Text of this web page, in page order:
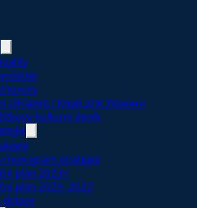
Ukrajině / Край для України
kulturní deník
strategie
plán 2023+
plán 2025–2027
dotace